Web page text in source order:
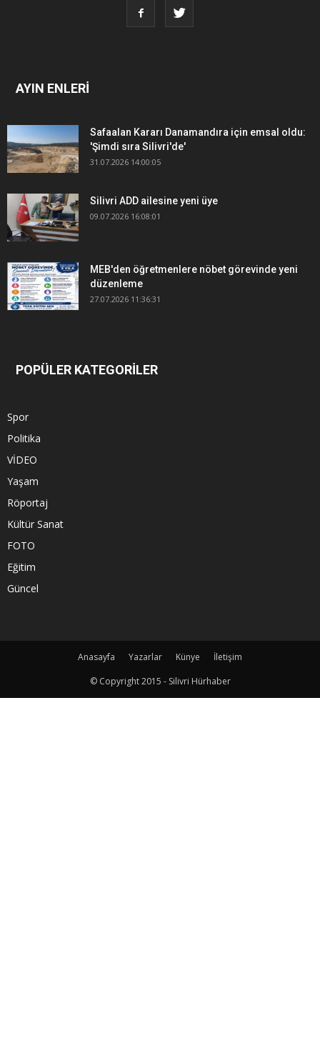
AYIN ENLERİ
Safaalan Kararı Danamandıra için emsal oldu:
'Şimdi sıra Silivri'de'
31.07.2026 14:00:05
Silivri ADD ailesine yeni üye
09.07.2026 16:08:01
MEB'den öğretmenlere nöbet görevinde yeni
düzenleme
27.07.2026 11:36:31
POPÜLER KATEGORİLER
Spor
Politika
VİDEO
Yaşam
Röportaj
Kültür Sanat
FOTO
Eğitim
Güncel
Anasayfa Yazarlar Künye
İletişim
© Copyright 2015 - Silivri Hürhaber